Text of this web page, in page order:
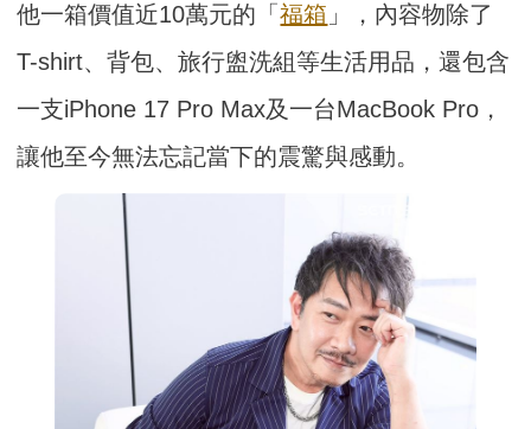
他一箱價值近10萬元的「福箱 」，內容物除了
T-shirt、背包、旅行盥洗組等生活用品，還包含
一支iPhone 17 Pro Max及一台MacBook Pro，
讓他至今無法忘記當下的震驚與感動。